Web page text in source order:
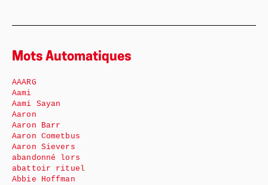
Mots Automatiques
AAARG
Aami
Aami Sayan
Aaron
Aaron Barr
Aaron Cometbus
Aaron Sievers
abandonné lors
abattoir rituel
Abbie Hoffman